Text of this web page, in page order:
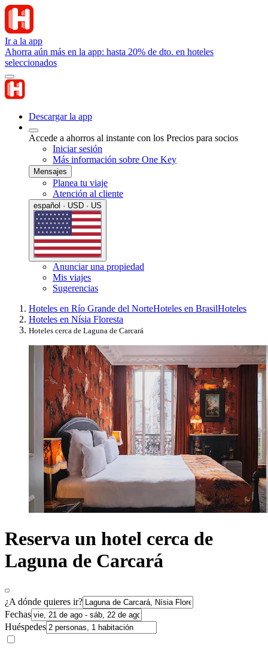
Ir a la app
Ahorra aún más en la app: hasta 20% de dto. en hoteles
seleccionados
Descargar la app
Accede a ahorros al instante con los Precios para socios
Iniciar sesión
Más información sobre One Key
Mensajes
Planea tu viaje
Atención al cliente
español · USD · US
Anunciar una propiedad
Mis viajes
Sugerencias
Hoteles en Río Grande del NorteHoteles en BrasilHoteles
Hoteles en Nísia Floresta
Hoteles cerca de Laguna de Carcará
Reserva un hotel cerca de
Laguna de Carcará
¿A dónde quieres ir?
Fechas
Huéspedes